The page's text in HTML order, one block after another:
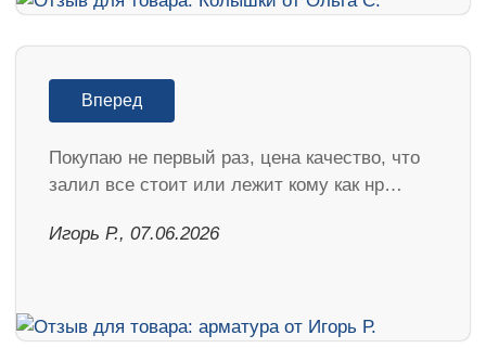
Вперед
Покупаю не первый раз, цена качество, что
залил все стоит или лежит кому как нр…
Игорь Р., 07.06.2026